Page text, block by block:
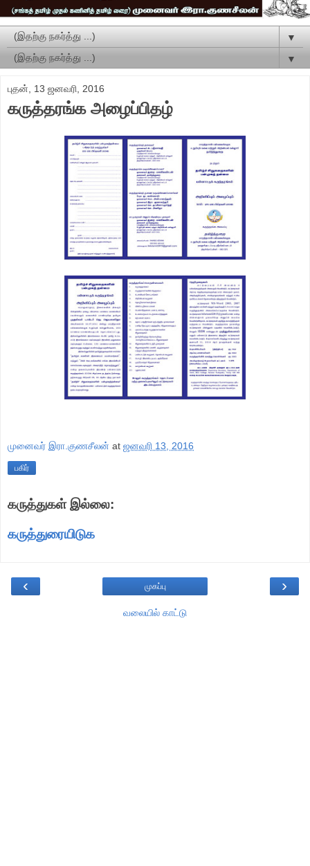
▼
▼
புதன், 13 ஜனவரி, 2016
கருத்தரங்க அழைப்பிதழ்
முனைவர் இரா.குணசீலன் at ஜனவரி 13, 2016
பகிர்
கருத்துகள் இல்லை:
கருத்துரையிடுக
‹ ›
முகப்பு
வலையில் காட்டு